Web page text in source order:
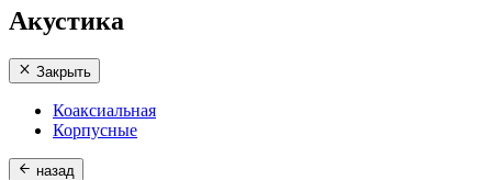
Акустика
Закрыть
Коаксиальная
Корпусные
назад